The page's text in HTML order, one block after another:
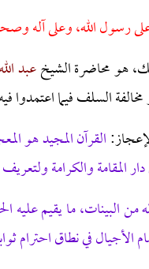
رسول الله، وعلى آله
هو محاضرة الشيخعبد
السلف فيما اعتمدوا
القرآن المجيد هو
المقامة والكرامة
البينات، ما يقيم
الأجيال في نطاق احترام